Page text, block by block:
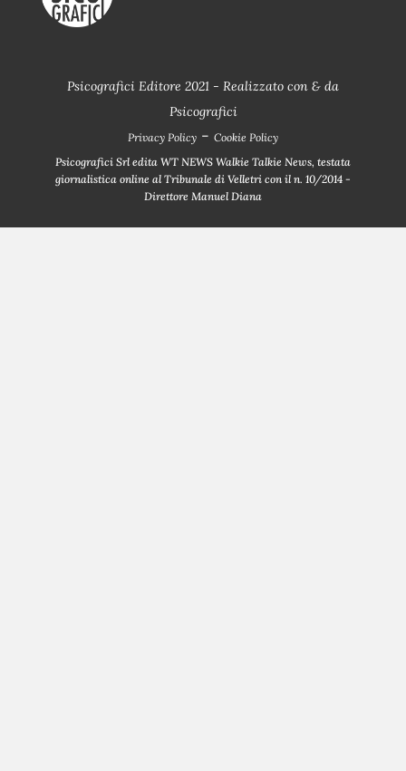
Psicografici Editore 2021 - Realizzato con & da
Psicografici
Privacy Policy - Cookie Policy
Psicografici Srl edita WT NEWS Walkie Talkie News, testata
giornalistica online al Tribunale di Velletri con il n. 10/2014 -
Direttore Manuel Diana